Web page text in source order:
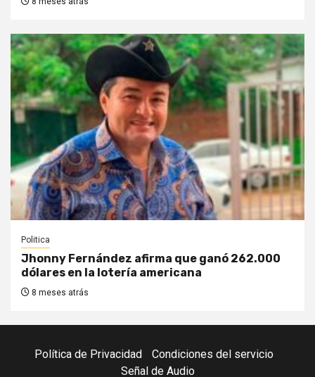
Politica
Jhonny Fernández afirma que ganó 262.000
dólares en la lotería americana
8 meses atrás
Política de Privacidad
Condiciones del servicio
Señal de Audio